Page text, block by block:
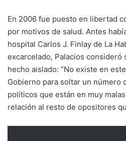
En 2006 fue puesto en libertad
por motivos de salud. Antes
hospital Carlos J. Finlay de La
excarcelado, Palacios consideró
hecho aislado: “No existe en
Gobierno para soltar un número
políticos que están en muy
relación al resto de opositores